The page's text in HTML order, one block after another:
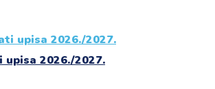
2026./2027.